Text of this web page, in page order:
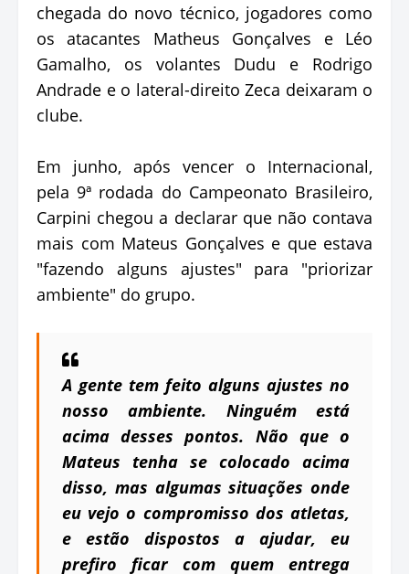
chegada do novo técnico, jogadores como
os atacantes Matheus Gonçalves e Léo
Gamalho, os volantes Dudu e Rodrigo
Andrade e o lateral-direito Zeca deixaram o
clube.
Em junho, após vencer o Internacional,
pela 9ª rodada do Campeonato Brasileiro,
Carpini chegou a declarar que não contava
mais com Mateus Gonçalves e que estava
"fazendo alguns ajustes" para "priorizar
ambiente" do grupo.
A gente tem feito alguns ajustes no
nosso ambiente. Ninguém está
acima desses pontos. Não que o
Mateus tenha se colocado acima
disso, mas algumas situações onde
eu vejo o compromisso dos atletas,
e estão dispostos a ajudar, eu
prefiro ficar com quem entrega